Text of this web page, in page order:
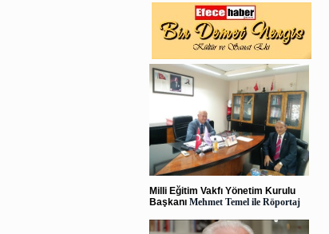
Milli Eğitim Vakfı Yönetim Kurulu
Başkanı Mehmet Temel ile Röportaj